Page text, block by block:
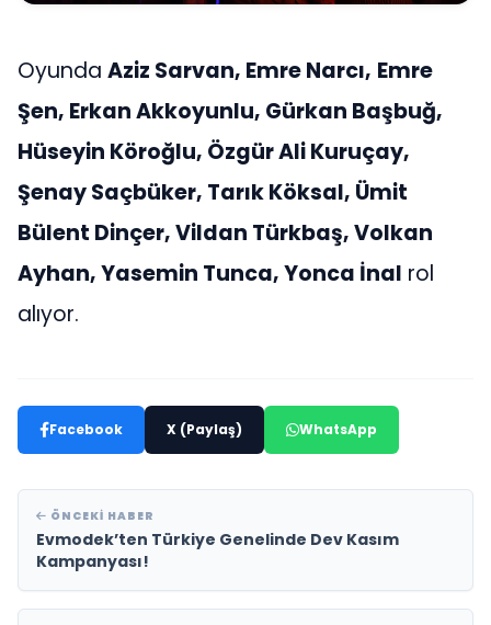
Oyunda Aziz Sarvan, Emre Narcı, Emre
Şen, Erkan Akkoyunlu, Gürkan Başbuğ,
Hüseyin Köroğlu, Özgür Ali Kuruçay,
Şenay Saçbüker, Tarık Köksal, Ümit
Bülent Dinçer, Vildan Türkbaş, Volkan
Ayhan, Yasemin Tunca, Yonca İnal rol
alıyor.
Facebook X (Paylaş) WhatsApp
ÖNCEKI HABER
Evmodek’ten Türkiye Genelinde Dev Kasım
Kampanyası!